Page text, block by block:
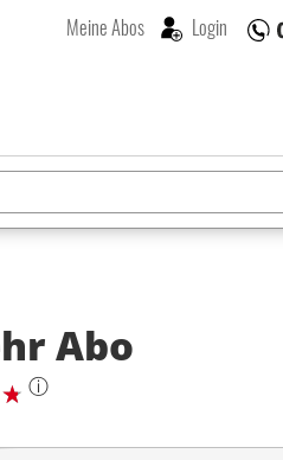
Meine Abos Login
Abo
ⓘ